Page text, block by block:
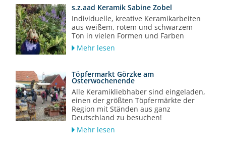
s.z.aad Keramik Sabine Zobel
Individuelle, kreative Keramikarbeiten
aus weißem, rotem und schwarzem
Ton in vielen Formen und Farben
Mehr lesen
Töpfermarkt Görzke am
Osterwochenende
Alle Keramikliebhaber sind eingeladen,
einen der größten Töpfermärkte der
Region mit Ständen aus ganz
Deutschland zu besuchen!
Mehr lesen